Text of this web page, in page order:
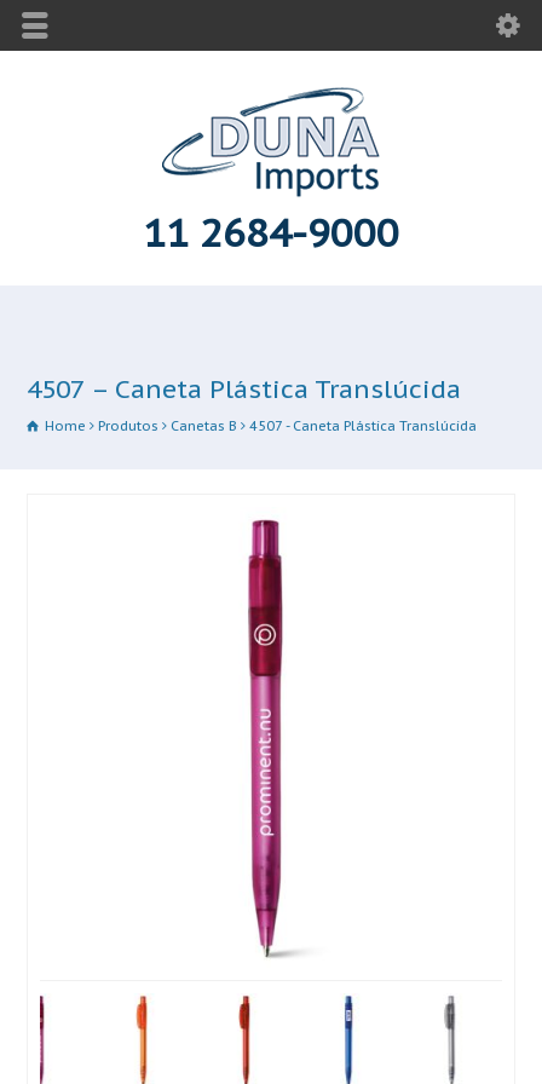
11 2684-9000
4507 – Caneta Plástica Translúcida
Home Produtos Canetas B 4507 - Caneta Plástica Translúcida